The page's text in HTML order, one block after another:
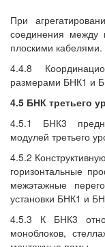
При
соединения между
плоскими кабелями.
4.4.8
размерами БНК1 и
4.5 БНК третьего
4.5.1 БНК3
модулей третьего
4.5.2
горизонтальные
межэтажные
установки БНК1 и
4.5.3 К БНК3
моноблоков,